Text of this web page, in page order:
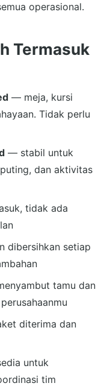
operasional.
Termasuk
— meja, kursi
Tidak perlu
— stabil untuk
dan aktivitas
tidak ada
dibersihkan setiap
tamu dan
diterima dan
untuk
tim